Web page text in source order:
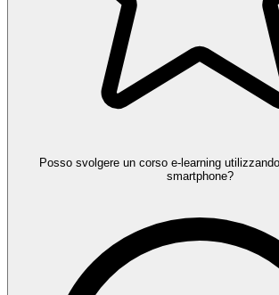
Posso svolgere un corso e-learning
smartphone?